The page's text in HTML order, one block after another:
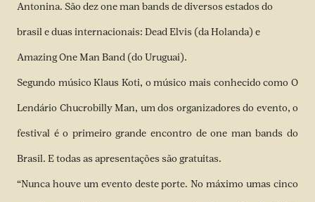
Antonina. São dez one man bands de diversos estados do
brasil e duas internacionais: Dead Elvis (da Holanda) e
Amazing One Man Band (do Uruguai).
Segundo músico Klaus Koti, o músico mais conhecido como O
Lendário Chucrobilly Man, um dos organizadores do evento, o
festival é o primeiro grande encontro de one man bands do
Brasil. E todas as apresentações são gratuitas.
“Nunca houve um evento deste porte. No máximo umas cinco